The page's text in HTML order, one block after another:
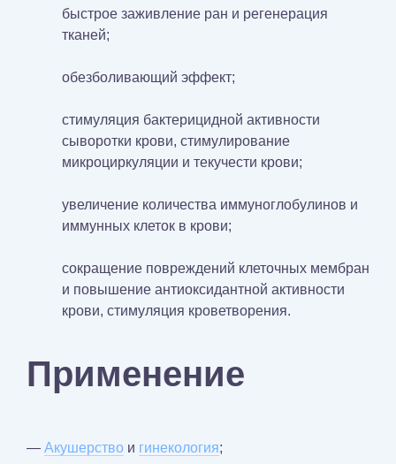
быстрое заживление ран и регенерация
тканей;
обезболивающий эффект;
стимуляция бактерицидной активности
сыворотки крови, стимулирование
микроциркуляции и текучести крови;
увеличение количества иммуноглобулинов и
иммунных клеток в крови;
сокращение повреждений клеточных мембран
и повышение антиоксидантной активности
крови, стимуляция кроветворения.
Применение
— Акушерство и гинекология;